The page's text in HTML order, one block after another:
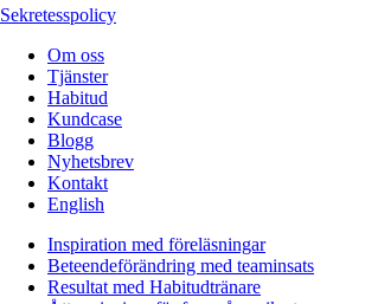
Sekretesspolicy
Om oss
Tjänster
Habitud
Kundcase
Blogg
Nyhetsbrev
Kontakt
English
Inspiration med föreläsningar
Beteendeförändring med teaminsats
Resultat med Habitudtränare